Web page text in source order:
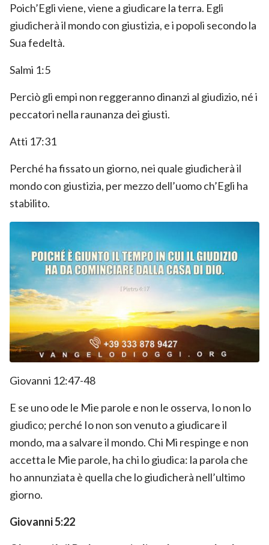
Poich’Egli viene, viene a giudicare la terra. Egli
giudicherà il mondo con giustizia, e i popoli secondo la
Sua fedeltà.
Salmi 1:5
Perciò gli empi non reggeranno dinanzi al giudizio, né i
peccatori nella raunanza dei giusti.
Atti 17:31
Perché ha fissato un giorno, nei quale giudicherà il
mondo con giustizia, per mezzo dell’uomo ch’Egli ha
stabilito.
Giovanni 12:47-48
E se uno ode le Mie parole e non le osserva, Io non lo
giudico; perché Io non son venuto a giudicare il
mondo, ma a salvare il mondo. Chi Mi respinge e non
accetta le Mie parole, ha chi lo giudica: la parola che
ho annunziata è quella che lo giudicherà nell’ultimo
giorno.
Giovanni 5:22